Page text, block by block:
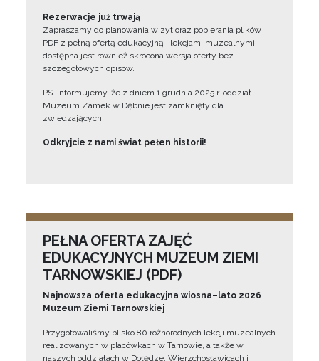
Rezerwacje już trwają
Zapraszamy do planowania wizyt oraz pobierania plików
PDF z pełną ofertą edukacyjną i lekcjami muzealnymi –
dostępna jest również skrócona wersja oferty bez
szczegółowych opisów.
PS. Informujemy, że z dniem 1 grudnia 2025 r. oddział
Muzeum Zamek w Dębnie jest zamknięty dla
zwiedzających.
Odkryjcie z nami świat pełen historii!
PEŁNA OFERTA ZAJĘĆ
EDUKACYJNYCH MUZEUM ZIEMI
TARNOWSKIEJ (PDF)
Najnowsza oferta edukacyjna wiosna–lato 2026
Muzeum Ziemi Tarnowskiej
Przygotowaliśmy blisko 80 różnorodnych lekcji muzealnych
realizowanych w placówkach w Tarnowie, a także w
naszych oddziałach w Dołędze, Wierzchosławicach i